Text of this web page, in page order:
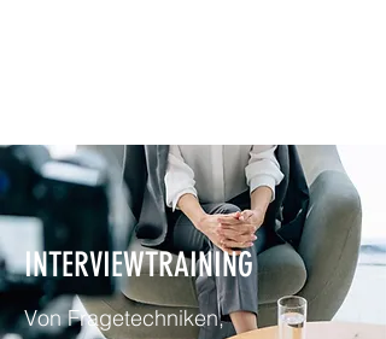
INTERVIEWTRAINING
Von Fragetechniken,